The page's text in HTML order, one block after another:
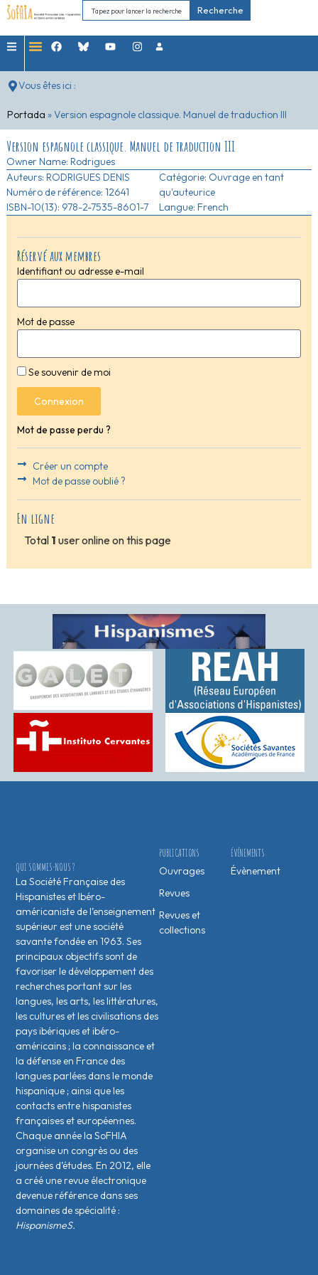
Recherche
Vous êtes ici :
Portada »Version espagnole classique. Manuel de traduction III
Réservé aux membres
Identifiant ou adresse e-mail
Mot de passe
Se souvenir de moi
Connexion
Mot de passe perdu ?
Créer un compte
Mot de passe oublié ?
En ligne
Total 1 user online on this page
Version espagnole classique. Manuel de traduction III
Owner Name: Rodrigues
Auteurs: RODRIGUES DENIS
Numéro de référence: 12641
ISBN-10(13): 978-2-7535-8601-7
Catégorie: Ouvrage en tant
qu'auteurice
Langue: French
ÉVÉNEMENTS
Évènement
PUBLICATIONS
Ouvrages
Revues
Revues et
collections
QUI SOMMES-NOUS ?
La Société Française des
Hispanistes et Ibéro-
américaniste de l’enseignement
supérieur est une société
savante fondée en 1963. Ses
principaux objectifs sont de
favoriser le développement des
recherches portant sur les
langues, les arts, les littératures,
les cultures et les civilisations des
pays ibériques et ibéro-
américains ; la connaissance et
la défense en France des
langues parlées dans le monde
hispanique ; ainsi que les
contacts entre hispanistes
français·es et européen·nes.
Chaque année la SoFHIA
organise un congrès ou des
journées d’études. En 2012, elle
a créé une revue électronique
devenue référence dans ses
domaines de spécialité :
HispanismeS.